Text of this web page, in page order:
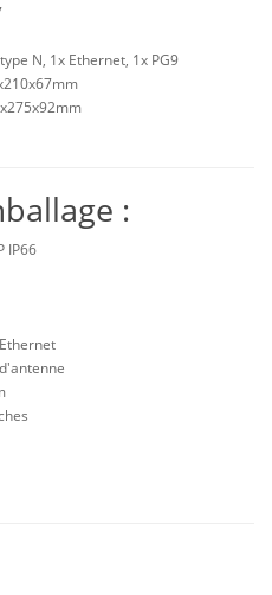
N, 1x Ethernet, 1x PG9
:
IP66